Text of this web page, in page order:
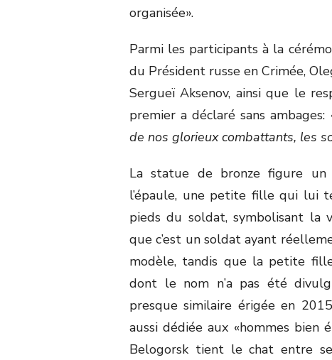
organisée».
Parmi les participants à la
du Président russe en Crimée,
Sergueï Aksenov, ainsi que le
premier a déclaré sans ambages:
de nos glorieux combattants, les
La statue de bronze figure un
l’épaule, une petite fille qui lui
pieds du soldat, symbolisant la
que c’est un soldat ayant
modèle, tandis que la petite
dont le nom n’a pas été
presque similaire érigée en
aussi dédiée aux «hommes bien
Belogorsk tient le chat entre